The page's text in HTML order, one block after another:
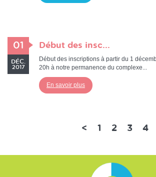
01
DÉC.
2017
Début des insc...
Début des inscriptions à partir du 1
20h à notre permanence du complexe...
En savoir plus
< 1 2 3 4